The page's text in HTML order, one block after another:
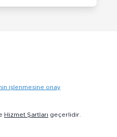
işlenmesine onay
Hizmet Şartları geçerlidir.